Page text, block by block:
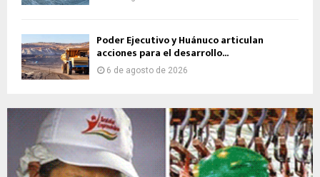
Poder Ejecutivo y Huánuco articulan
acciones para el desarrollo...
6 de agosto de 2026